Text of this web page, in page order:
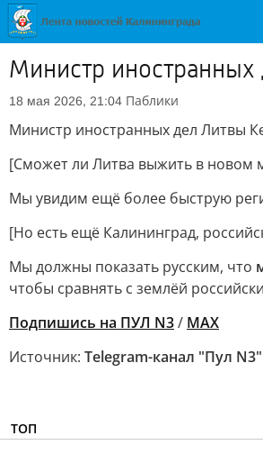
Министр иностранных
18 мая 2026, 21:04 Паблики
Министр иностранных дел Литвы
[Сможет ли Литва выжить в новом
Мы увидим ещё более быструю
[Но есть ещё Калининград,
Мы должны показать русским, что
чтобы сравнять с землёй
Подпишись на ПУЛ N3/ MAX
Источник: Telegram-канал "Пул N3"
ТОП